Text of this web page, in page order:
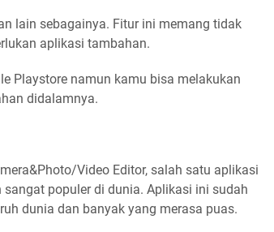
lain sebagainya. Fitur ini memang tidak
aplikasi tambahan.
Playstore namun kamu bisa melakukan
didalamnya.
Video Editor, salah satu aplikasi
populer di dunia. Aplikasi ini sudah
dunia dan banyak yang merasa puas.